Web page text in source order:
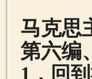
马克思
第六编
1 ．回